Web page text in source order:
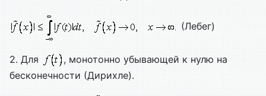
(Лебег)
2. Для
, монотонно убывающей к нулю на
бесконечности (Дирихле).